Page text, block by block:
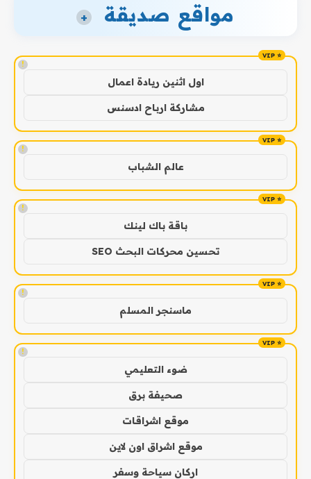
مواقع صديقة +
!
اول اثنين ريادة اعمال
مشاركة ارباح ادسنس
!
عالم الشباب
!
باقة باك لينك
تحسين محركات البحث SEO
!
ماسنجر المسلم
!
ضوء التعليمي
صحيفة برق
موقع اشراقات
موقع اشراق اون لاين
اركان سياحة وسفر